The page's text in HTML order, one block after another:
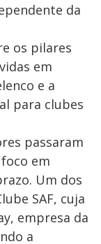
da
os pilares
em
e a
para clubes
passaram
em
Um dos
SAF, cuja
empresa da
a